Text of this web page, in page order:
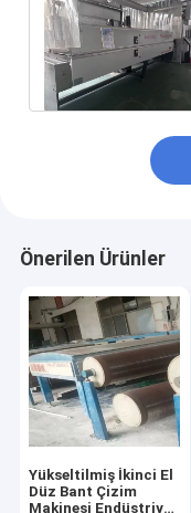
Önerilen Ürünler
Yükseltilmiş İkinci El
Düz Bant Çizim
Makinesi Endüstriyel